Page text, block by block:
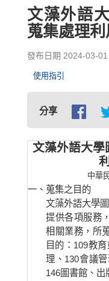
文藻外語
蒐集處理
發布日期 2024-03-
使用指引
分享
文藻外語大
中華
一、 蒐集之目的
文藻外語大學
提供各項服務
相關業務，所
目的：109教
理、130會議
146圖書館、出